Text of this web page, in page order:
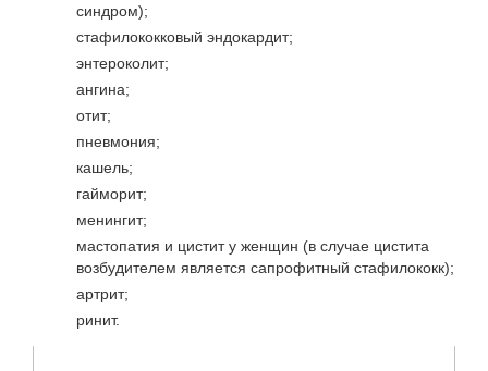
синдром);
стафилококковый эндокардит;
энтероколит;
ангина;
отит;
пневмония;
кашель;
гайморит;
менингит;
мастопатия и цистит у женщин (в случае цистита
возбудителем является сапрофитный стафилококк);
артрит;
ринит.